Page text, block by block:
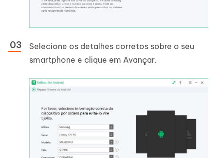
Selecione os detalhes corretos sobre o seu
smartphone e clique em Avançar.